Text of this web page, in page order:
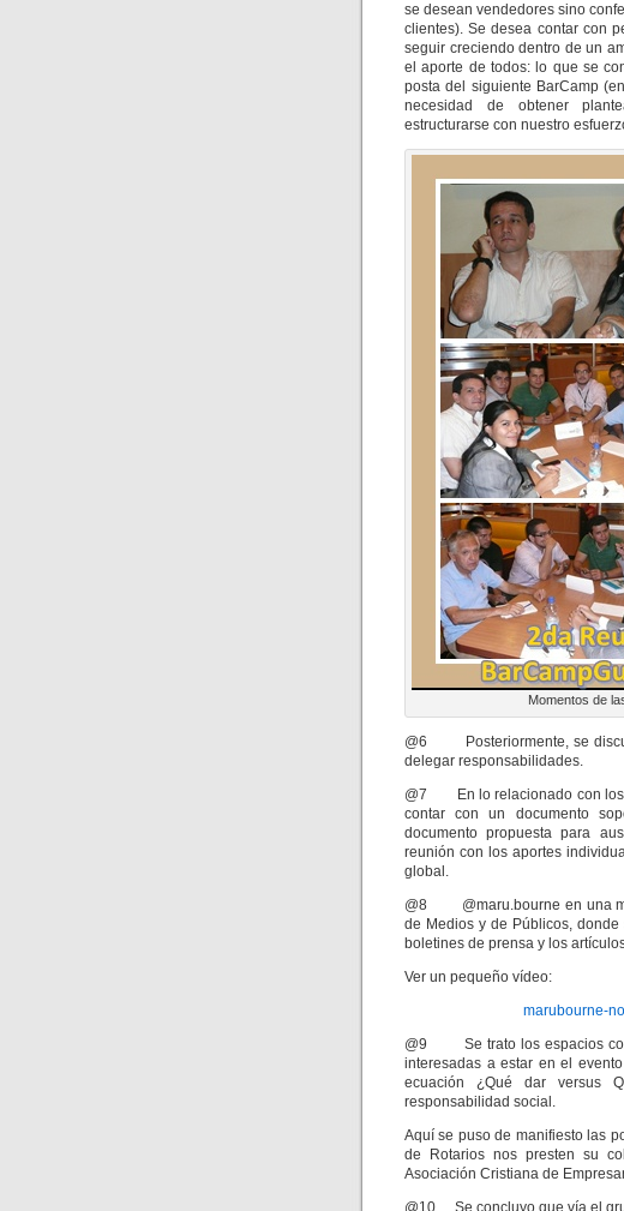
se desean vendedores sino
clientes). Se desea contar con
seguir creciendo dentro de un
el aporte de todos: lo que se
posta del siguiente BarCamp
necesidad de obtener
estructurarse con nuestro
Momentos de
@6 Posteriormente, se
delegar responsabilidades.
@7 En lo relacionado con los
contar con un documento
documento propuesta para
reunión con los aportes
global.
@8 @maru.bourne en una
de Medios y de Públicos,
boletines de prensa y los
Ver un pequeño vídeo:
marubourne-
@9 Se trato los espacios con
interesadas a estar en el
ecuación ¿Qué dar versus
responsabilidad social.
Aquí se puso de manifiesto las
de Rotarios nos presten su
Asociación Cristiana de
@10 Se concluyo que vía el